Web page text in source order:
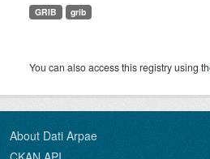
GRIB grib
You can also access this registry using
About Dati Arpae